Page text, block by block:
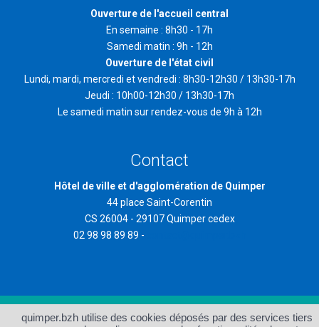
Ouverture de l'accueil central
En semaine : 8h30 - 17h
Samedi matin : 9h - 12h
Ouverture de l'état civil
Lundi, mardi, mercredi et vendredi : 8h30-12h30 / 13h30-17h
Jeudi : 10h00-12h30 / 13h30-17h
Le samedi matin sur rendez-vous de 9h à 12h
Contact
Hôtel de ville et d'agglomération de Quimper
44 place Saint-Corentin
CS 26004 - 29107 Quimper cedex
02 98 98 89 89 -
Accueil Plan du site
quimper.bzh utilise des cookies déposés par des services tiers